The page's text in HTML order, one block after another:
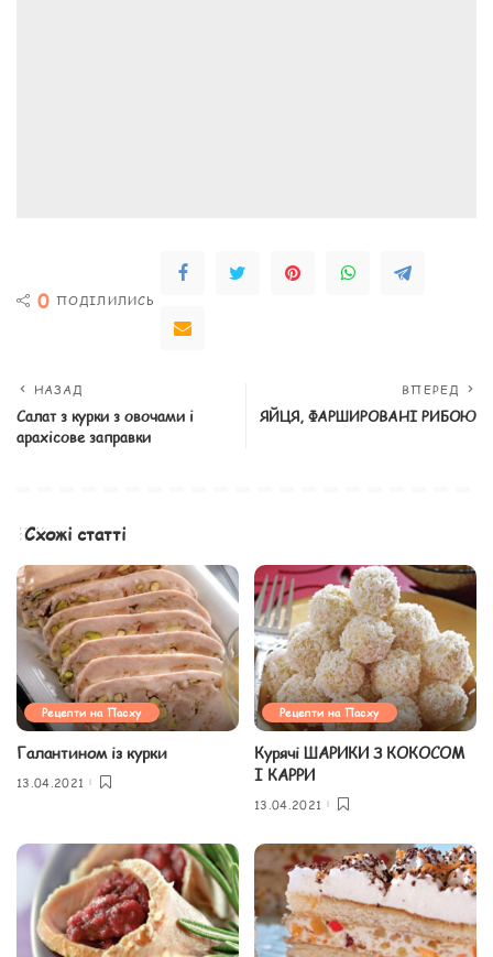
0 ПОДІЛИЛИСЬ
НАЗАД
Салат з курки з овочами і
арахісове заправки
ВПЕРЕД
ЯЙЦЯ, ФАРШИРОВАНІ РИБОЮ
Схожі статті
Рецепти на Пасху
Галантином із курки
13.04.2021
Рецепти на Пасху
Курячі ШАРИКИ З КОКОСОМ
І КАРРИ
13.04.2021